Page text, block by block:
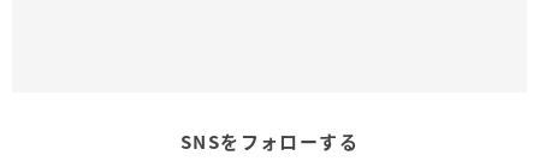
SNSをフォローする